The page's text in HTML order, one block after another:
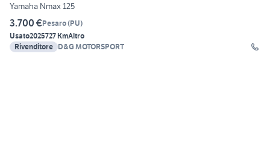
Yamaha Nmax 125
3.700 €Pesaro(PU)
Usato2025727 KmAltro
Rivenditore D&G MOTORSPORT